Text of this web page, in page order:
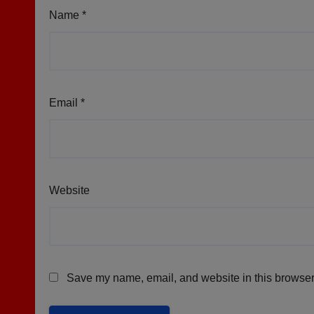
Name *
Email *
Website
Save my name, email, and website in this